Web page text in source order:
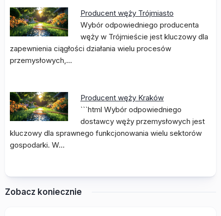
Producent węży Trójmiasto
Wybór odpowiedniego producenta
węży w Trójmieście jest kluczowy dla
zapewnienia ciągłości działania wielu procesów
przemysłowych,…
Producent węży Kraków
```html Wybór odpowiedniego
dostawcy węży przemysłowych jest
kluczowy dla sprawnego funkcjonowania wielu sektorów
gospodarki. W…
Zobacz koniecznie